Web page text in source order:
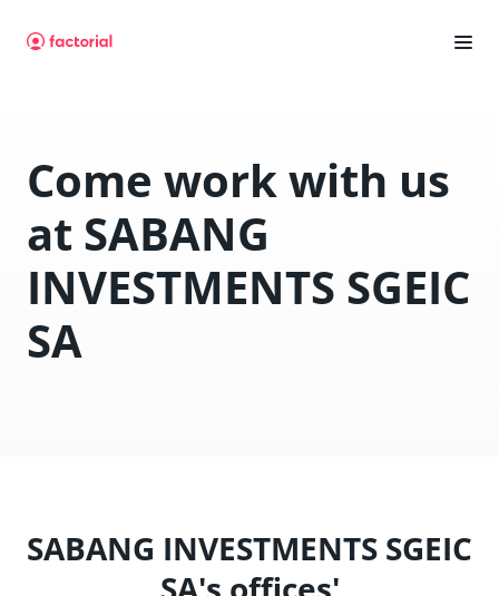
Come work with us
at SABANG
INVESTMENTS SGEIC
SA
SABANG INVESTMENTS SGEIC